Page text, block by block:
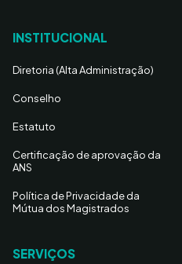
INSTITUCIONAL
Diretoria (Alta Administração)
Conselho
Estatuto
Certificação de aprovação da
ANS
Política de Privacidade da
Mútua dos Magistrados
SERVIÇOS